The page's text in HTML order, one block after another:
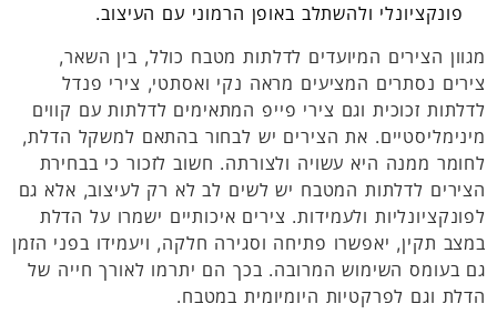
פונקציונלי ולהשתלב באופן הרמוני עם העיצוב.
מגוון הצירים המיועדים לדלתות מטבח כולל, בין השאר,
צירים נסתרים המציעים מראה נקי ואסתטי, צירי פנדל
לדלתות זכוכית וגם צירי פייפ המתאימים לדלתות עם קווים
מינימליסטיים. את הצירים יש לבחור בהתאם למשקל הדלת,
לחומר ממנה היא עשויה ולצורתה. חשוב לזכור כי בבחירת
הצירים לדלתות המטבח יש לשים לב לא רק לעיצוב, אלא גם
לפונקציונליות ולעמידות. צירים איכותיים ישמרו על הדלת
במצב תקין, יאפשרו פתיחה וסגירה חלקה, ויעמידו בפני הזמן
גם בעומס השימוש המרובה. בכך הם יתרמו לאורך חייה של
הדלת וגם לפרקטיות היומיומית במטבח.